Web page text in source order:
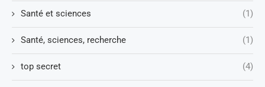
Santé et sciences (1)
Santé, sciences, recherche (1)
top secret (4)